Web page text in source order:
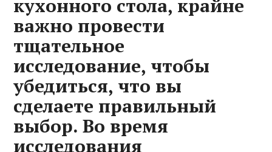
кухонного стола, крайне
важно провести
тщательное
исследование, чтобы
убедиться, что вы
сделаете правильный
выбор. Во время
исследования